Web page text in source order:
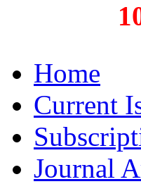
Home
Current
Journal